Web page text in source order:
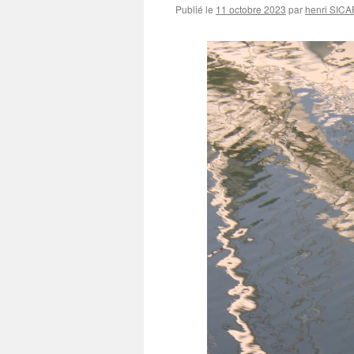
Publié le 11 octobre 2023 par henri